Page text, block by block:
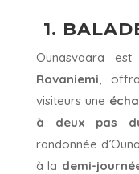
1.
Ounasvaara
Rovaniemi,
visiteurs une
à deux pas
randonnée
à la demi-